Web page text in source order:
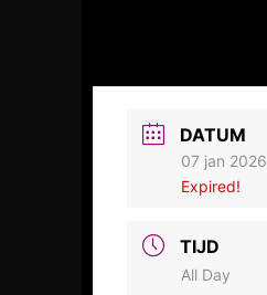
DATUM
07 jan 2026
Expired!
TIJD
All Day